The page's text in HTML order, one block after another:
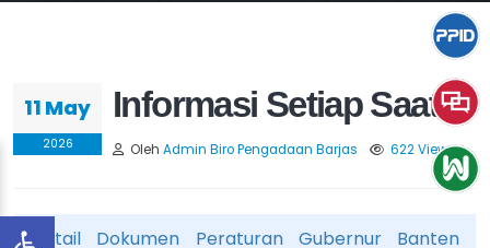
11 May
2026
Informasi Setiap Saat
Oleh Admin Biro Pengadaan Barjas 622 View
Detail Dokumen Peraturan Gubernur Banten